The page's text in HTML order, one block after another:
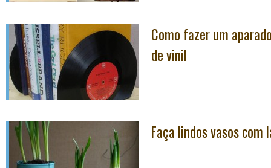
Como fazer um
de vinil
Faça lindos vasos com